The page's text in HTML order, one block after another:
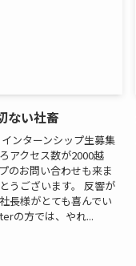
ない社畜
ンターンシップ生募集
アクセス数が2000越
のお問い合わせも来ま
うございます。 反響が
長様がとても喜んでい
の方では、やれ...